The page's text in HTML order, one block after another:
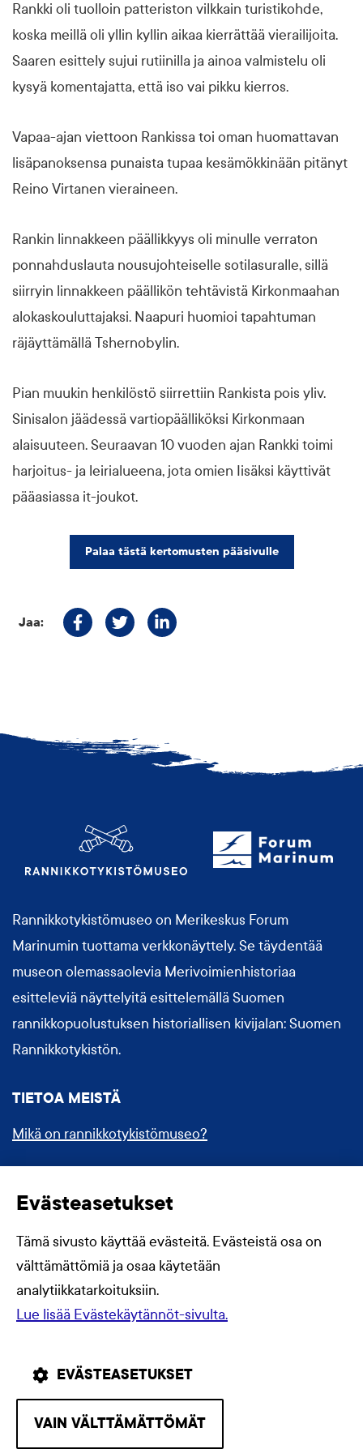
Rankki oli tuolloin patteriston vilkkain turistikohde,
koska meillä oli yllin kyllin aikaa kierrättää vierailijoita.
Saaren esittely sujui rutiinilla ja ainoa valmistelu oli
kysyä komentajatta, että iso vai pikku kierros.
Vapaa-ajan viettoon Rankissa toi oman huomattavan
lisäpanoksensa punaista tupaa kesämökkinään pitänyt
Reino Virtanen vieraineen.
Rankin linnakkeen päällikkyys oli minulle verraton
ponnahduslauta nousujohteiselle sotilasuralle, sillä
siirryin linnakkeen päällikön tehtävistä Kirkonmaahan
alokaskouluttajaksi. Naapuri huomioi tapahtuman
räjäyttämällä Tshernobylin.
Pian muukin henkilöstö siirrettiin Rankista pois yliv.
Sinisalon jäädessä vartiopäälliköksi Kirkonmaan
alaisuuteen. Seuraavan 10 vuoden ajan Rankki toimi
harjoitus- ja leirialueena, jota omien Iisäksi käyttivät
pääasiassa it-joukot.
Palaa tästä kertomusten pääsivulle
Jaa:
Jaa Facebookissa
Jaa TwitterissäJaa Linkedinissä
Rannikkotykistömuseo on Merikeskus Forum
Marinumin tuottama verkkonäyttely. Se täydentää
museon olemassaolevia Merivoimienhistoriaa
esitteleviä näyttelyitä esittelemällä Suomen
rannikkopuolustuksen historiallisen kivijalan: Suomen
Rannikkotykistön.
TIETOA MEISTÄ
Mikä on rannikkotykistömuseo?
Evästekäytännöt
Sosiaalinen media: facebook
Evästeasetukset
Tämä sivusto käyttää evästeitä. Evästeistä osa on
välttämättömiä ja osaa käytetään
analytiikkatarkoituksiin.
Lue lisää Evästekäytännöt-sivulta.
EVÄSTEASETUKSET
VAIN VÄLTTÄMÄTTÖMÄT